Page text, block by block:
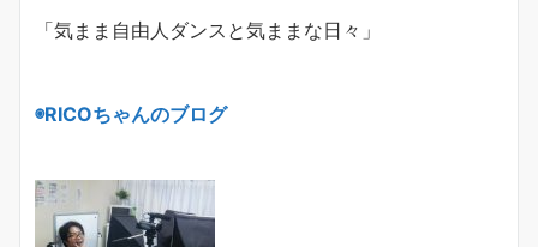
「気まま自由人ダンスと気ままな日々」
◉RICOちゃんのブログ